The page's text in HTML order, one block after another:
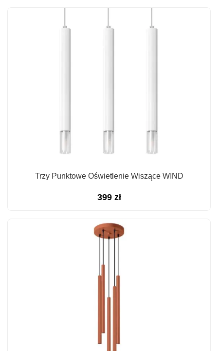
Trzy Punktowe Oświetlenie Wiszące WIND
399 zł